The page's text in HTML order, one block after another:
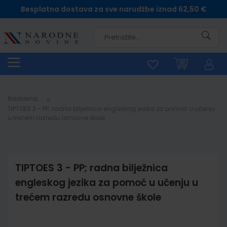
Besplatna dostava za sve narudžbe iznad 62,50 €
Naslovna
TIPTOES 3 - PP; radna bilježnica
engleskog jezika za pomoć u učenju u
trećem razredu osnovne škole